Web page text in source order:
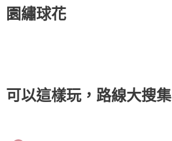
園繡球花
可以這樣玩，路線大搜集